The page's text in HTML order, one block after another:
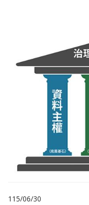
115/06/30